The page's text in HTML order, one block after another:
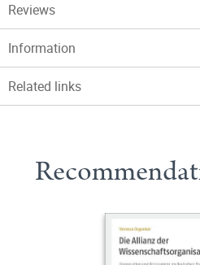
Reviews
Information
Related links